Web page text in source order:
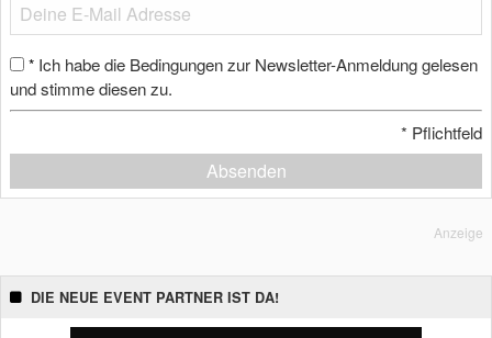
* Ich habe die Bedingungen zur Newsletter-Anmeldung gelesen
und stimme diesen zu.
* Pflichtfeld
Absenden
Anzeige
DIE NEUE EVENT PARTNER IST DA!